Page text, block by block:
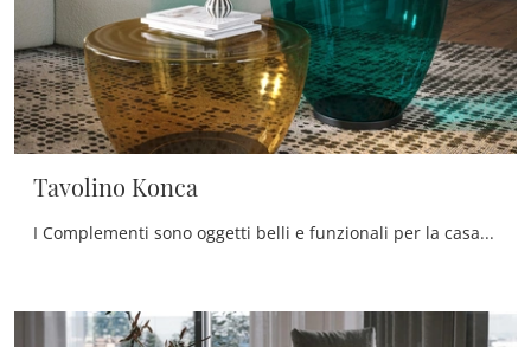
Tavolino Konca
I Complementi sono oggetti belli e funzionali per la casa, che personalizzano la tua casa con colore e ricoprono un ruolo plurifunzionale e ...